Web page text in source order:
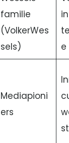
familie
(VolkerWes
sels)
e
Mediapioni
ers